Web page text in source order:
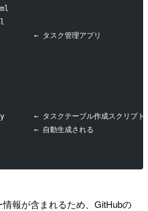
← タスク管理アプリ
← タスクテーブル作成スクリプト
← 自動生成される
報が含まれるため、GitHubの